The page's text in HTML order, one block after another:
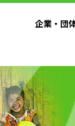
企業・団